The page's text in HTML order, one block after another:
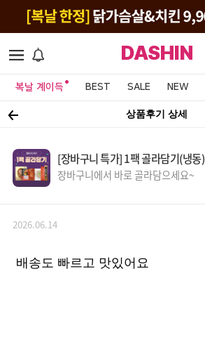
DASHIN
복날 계이득 BEST SALE NEW
상품후기 상세
[장바구니 특가] 1팩 골라담기(냉동)
장바구니에서 바로 골라담으세요~
2026.06.14
배송도 빠르고 맛있어요